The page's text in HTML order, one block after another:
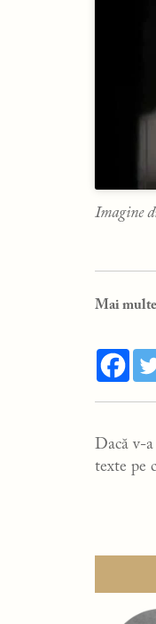
Imagine
Mai
Dacă v-
texte pe